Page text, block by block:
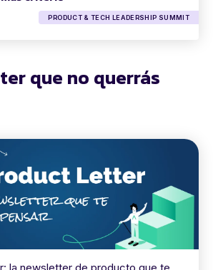
PRODUCT & TECH LEADERSHIP SUMMIT
que no querrás